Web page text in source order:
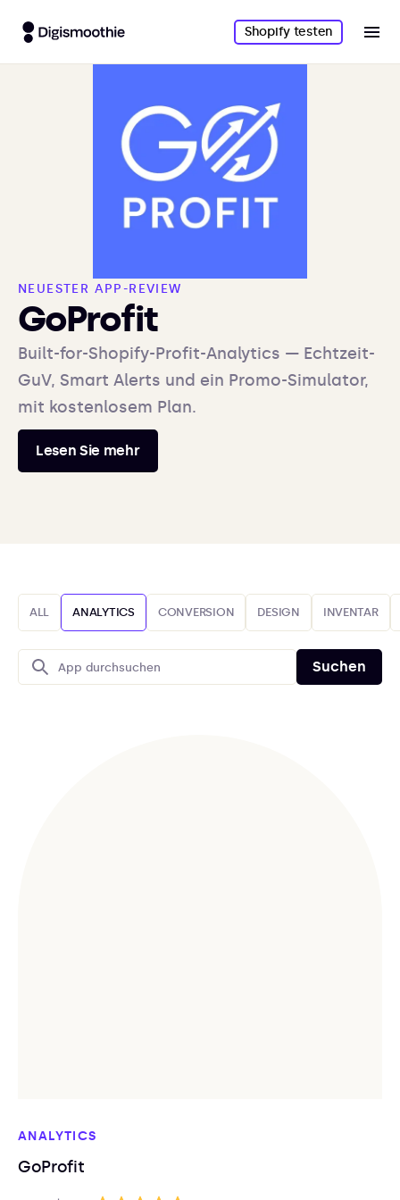
Shopify testen
NEUESTER APP-REVIEW
GoProfit
Built-for-Shopify-Profit-Analytics — Echtzeit-
GuV, Smart Alerts und ein Promo-Simulator,
mit kostenlosem Plan.
Lesen Sie mehr
ALL ANALYTICS CONVERSION DESIGN INVENTAR
ANALYTICS
GoProfit